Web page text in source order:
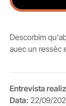
Descorbim
auec un ressèc
Entrevista
Data: 22/09/